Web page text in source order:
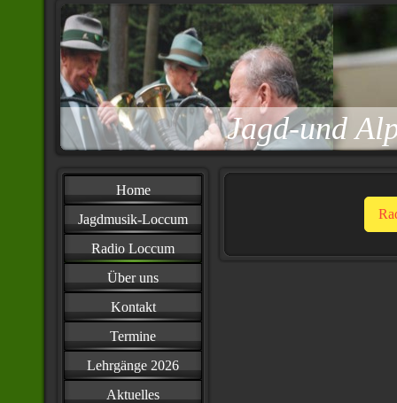
Jagd-und
Home
Jagdmusik-Loccum
Radio Loccum
Über uns
Kontakt
Termine
Lehrgänge 2026
Aktuelles